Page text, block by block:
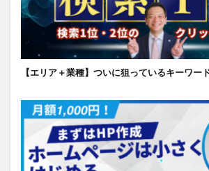
【エリア＋業種】ついに狙っているキーワー